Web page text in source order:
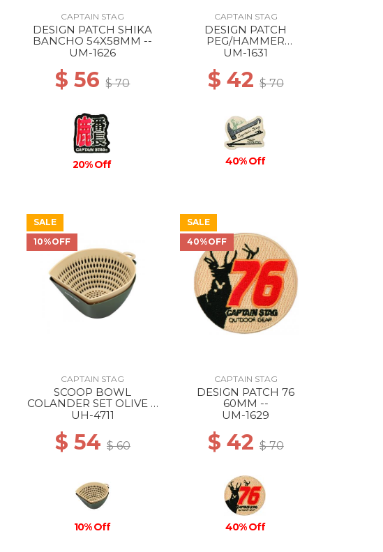
CAPTAIN STAG
DESIGN PATCH SHIKA
BANCHO 54X58MM --
UM-1626
$ 56$ 70
20% Off
CAPTAIN STAG
DESIGN PATCH
PEG/HAMMER
77X63MM --
UM-1631
$ 42 $ 70
40% Off
SALE
10%OFF
CAPTAIN STAG
SCOOP BOWL
COLANDER SET OLIVE X
BEIGE
UH-4711
$ 54 $ 60
10% Off
SALE
40%OFF
CAPTAIN STAG
DESIGN PATCH 76
60MM --
UM-1629
$ 42 $ 70
40% Off